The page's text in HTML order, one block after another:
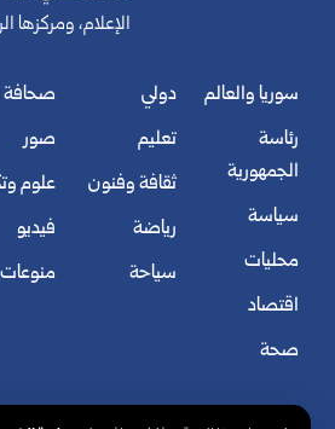
الإعلام،
سوريا والعالم
رئاسة
الجمهورية
سياسة
محليات
اقتصاد
صحة
دولي
تعليم
ثقافة وفنون
رياضة
سياحة
صحافة
صور
علوم
فيديو
منوعات